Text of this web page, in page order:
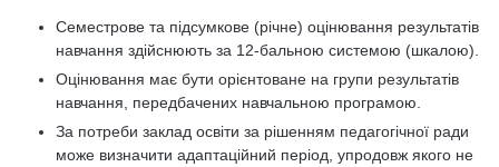
Семестрове та підсумкове (річне) оцінювання результатів
навчання здійснюють за 12-бальною системою (шкалою).
Оцінювання має бути орієнтоване на групи результатів
навчання, передбачених навчальною програмою.
За потреби заклад освіти за рішенням педагогічної ради
може визначити адаптаційний період, упродовж якого не